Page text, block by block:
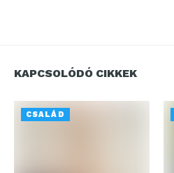
KAPCSOLÓDÓ CIKKEK
CSALÁD